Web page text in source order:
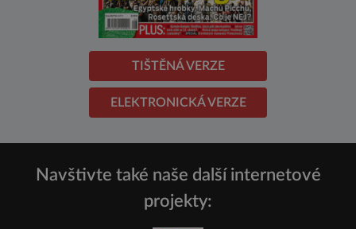
TIŠTĚNÁ VERZE
ELEKTRONICKÁ VERZE
Navštivte také naše další internetové
projekty: